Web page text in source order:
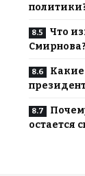
Что
Смирнова?
остается